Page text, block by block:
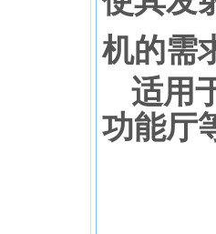
机的需
适用
功能厅